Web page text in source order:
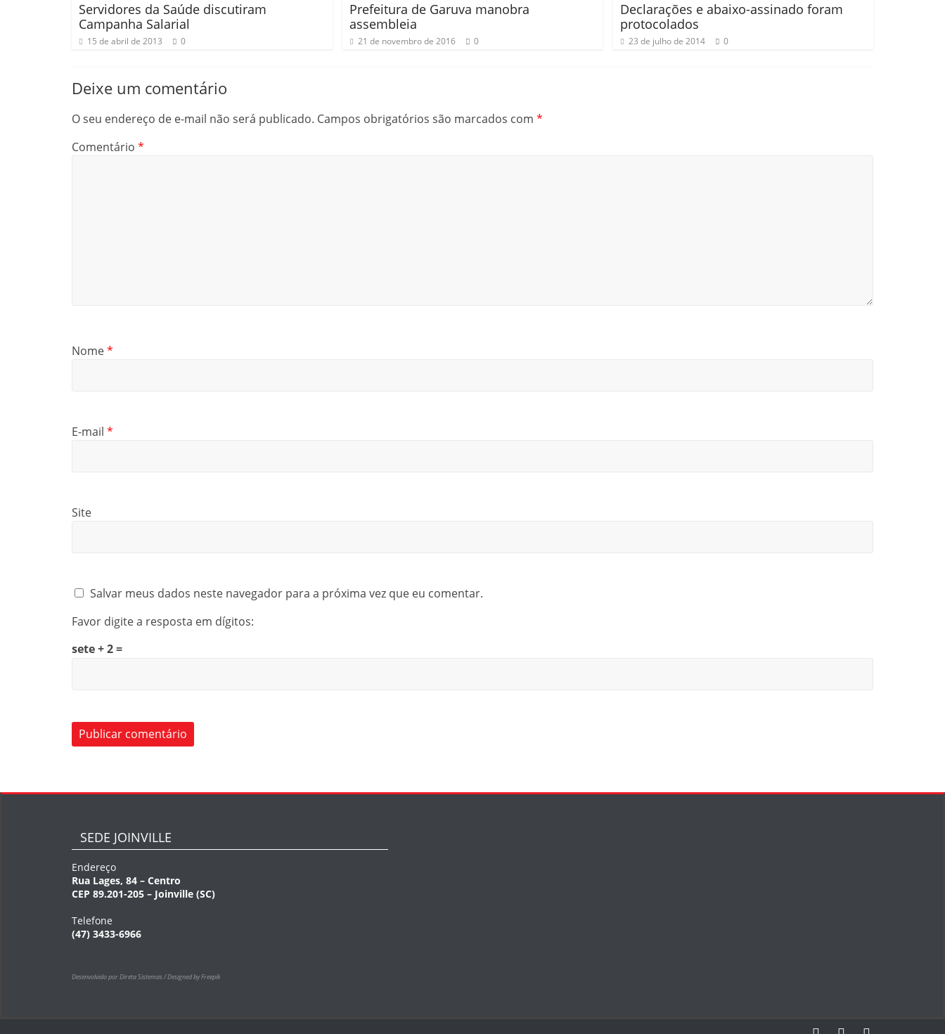
Servidores da Saúde discutiram
Campanha Salarial
15 de abril de 2013 0
Prefeitura de Garuva manobra
assembleia
21 de novembro de 2016 0
Declarações e abaixo-assinado foram
protocolados
23 de julho de 2014 0
Deixe um comentário
O seu endereço de e-mail não será publicado. Campos obrigatórios são marcados com *
Comentário *
Nome*
E-mail *
Site
Salvar meus dados neste navegador para a próxima vez que eu comentar.
Favor digite a resposta em dígitos:
sete + 2 =
SEDE JOINVILLE
Endereço
Rua Lages, 84 – Centro
CEP 89.201-205 – Joinville (SC)
Telefone
(47) 3433-6966
Desenvolvido por Direta Sistemas /Designed by Freepik